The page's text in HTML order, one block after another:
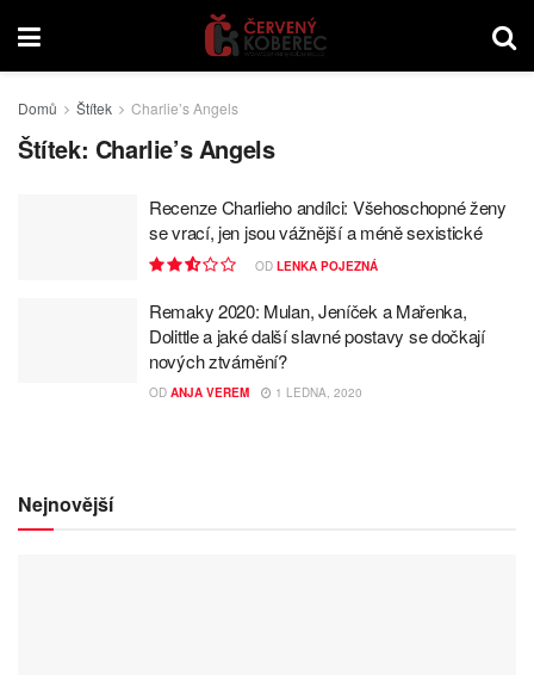
Domů Štítek Charlie’s Angels
Štítek: Charlie’s Angels
Recenze Charlieho andílci: Všehoschopné ženy
se vrací, jen jsou vážnější a méně sexistické
OD LENKA POJEZNÁ
Remaky 2020: Mulan, Jeníček a Mařenka,
Dolittle a jaké další slavné postavy se dočkají
nových ztvárnění?
OD ANJA VEREM 1 LEDNA, 2020
Nejnovější